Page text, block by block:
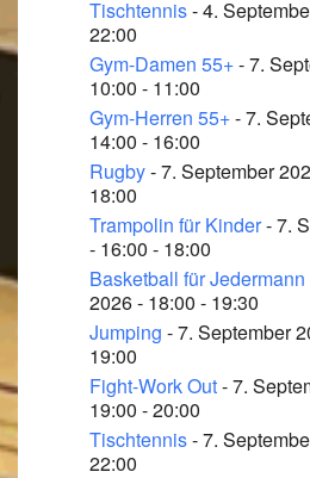
Tischtennis- 4.
22:00
Gym-Damen 55+- 7.
10:00 - 11:00
Gym-Herren 55+- 7.
14:00 - 16:00
Rugby- 7. September
18:00
Trampolin für Kinder- 7.
- 16:00 - 18:00
Basketball für Jedermann
2026 - 18:00 - 19:30
Jumping - 7. September
19:00
Fight-Work Out- 7.
19:00 - 20:00
Tischtennis- 7.
22:00